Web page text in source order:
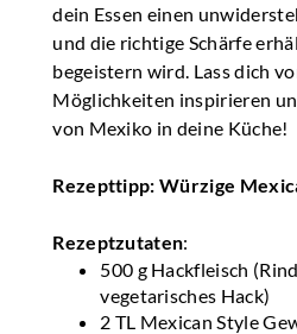
dein Essen einen
und die richtige Schärfe
begeistern wird. Lass dich
Möglichkeiten inspirieren
von Mexiko in deine Küche!
Rezepttipp: Würzige
Rezeptzutaten:
500 g Hackfleisch
vegetarisches Hack)
2 TL Mexican Style